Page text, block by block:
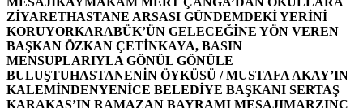
ZİYARETHASTANE ARSASI GÜNDEMDEKİ YERİNİ
KORUYORKARABÜK’ÜN GELECEĞİNE YÖN VEREN
BAŞKAN ÖZKAN ÇETİNKAYA, BASIN
MENSUPLARIYLA GÖNÜL GÖNÜLE
BULUŞTUHASTANENİN ÖYKÜSÜ / MUSTAFA AKAY’IN
KALEMİNDENYENİCE BELEDİYE BAŞKANI SERTAŞ
KARAKAŞ’IN RAMAZAN BAYRAMI MESAJIMARZINC